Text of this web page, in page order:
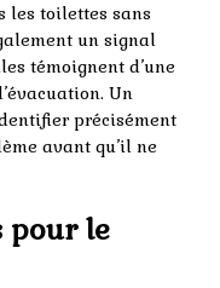
les toilettes sans
un signal
témoignent d’une
Un
précisément
avant qu’il ne
pour le